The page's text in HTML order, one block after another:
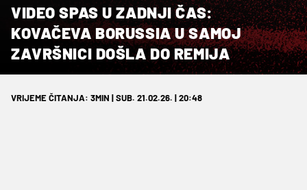
VIDEO SPAS U ZADNJI ČAS:
KOVAČEVA BORUSSIA U SAMOJ
ZAVRŠNICI DOŠLA DO REMIJA
VRIJEME ČITANJA: 3MIN | SUB. 21.02.26. | 20:48